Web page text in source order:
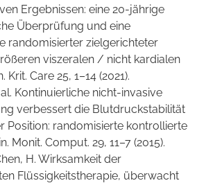
Ergebnissen: eine 20-jährige
Überprüfung und eine
randomisierter zielgerichteter
viszeralen / nicht kardialen
Krit. Care 25, 1–14 (2021).
Kontinuierliche nicht-invasive
verbessert die Blutdruckstabilität
Position: randomisierte kontrollierte
Monit. Comput. 29, 11–7 (2015).
H. Wirksamkeit der
Flüssigkeitstherapie, überwacht